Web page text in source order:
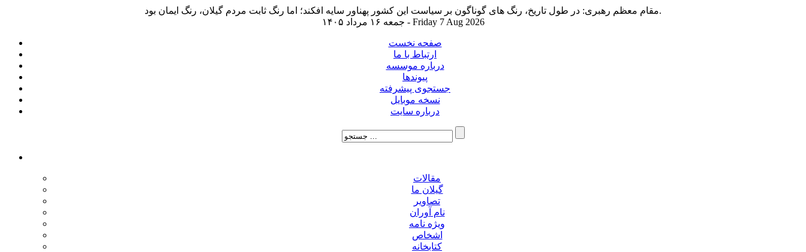
مقام معظم رهبری: در طول تاریخ، رنگ های گوناگون بر سیاست این کشور پهناور سایه افکند؛ اما رنگ ثابت مردم گیلان، رنگ ایمان بود.
جمعه ۱۶ مرداد ۱۴۰۵ - Friday 7 Aug 2026
صفحه نخست
ارتباط با ما
درباره موسسه
پیوندها
جستجوی پیشرفته
نسخه موبایل
درباره سایت
مقالات
گیلان ما
تصاویر
نام آوران
ویژه نامه
اشخاص
کتابخانه